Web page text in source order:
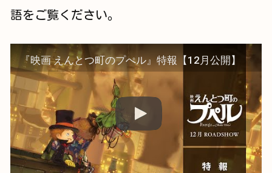
語をご覧ください。
『映画 えんとつ町のプぺル』特報【12月公開】